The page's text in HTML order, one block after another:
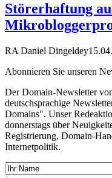
Störerhaftung
RA Daniel Dingeldey
Abonnieren Sie unseren
Der Domain-Newsletter
deutschsprachige
Domains". Unser
donnerstags über
Registrierung, Domain-
Internetpolitik.